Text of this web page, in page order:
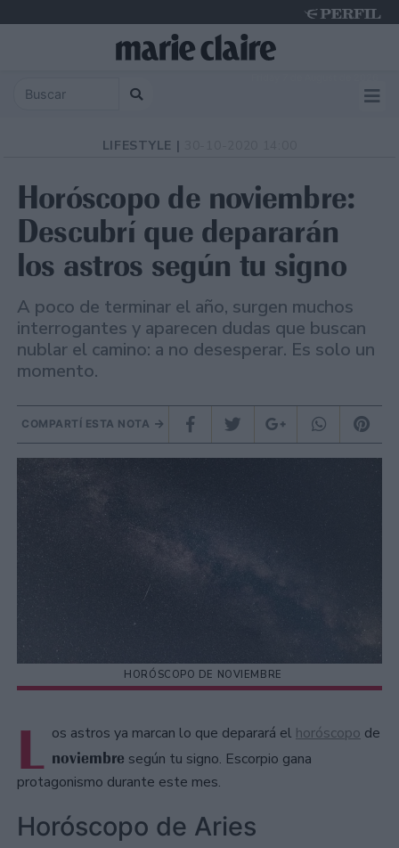
LIFESTYLE |
Horóscopo de noviembre:
Descubrí que depararán
los astros según tu signo
A poco de terminar el año, surgen muchos
interrogantes y aparecen dudas que buscan
nublar el camino: a no desesperar. Es solo un
momento.
COMPARTÍ ESTA NOTA
HORÓSCOPO DE NOVIEMBRE
L os astros ya marcan lo que deparará el horóscopo de
noviembre según tu signo. Escorpio gana
protagonismo durante este mes.
Horóscopo de Aries